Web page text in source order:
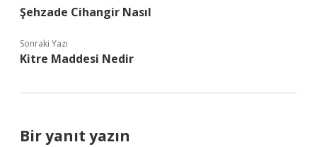
Şehzade Cihangir Nasıl
Sonraki Yazı
Kitre Maddesi Nedir
Bir yanıt yazın